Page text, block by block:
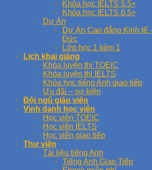
Khóa học IELTS 5.5+
Khóa học IELTS 6.5+
Dự Án
Dự Án Cao đẳng Kinh tế
Đức
Lớp học 1 kèm 1
Lịch khai giảng
Khóa luyện thi TOEIC
Khóa luyện thi IELTS
Khóa học tiếng Anh giao tiếp
Ưu đãi – sự kiện
Đội ngũ giáo viên
Vinh danh học viên
Học viên TOEIC
Học viên IELTS
Học viên giao tiếp
Thư viện
Tài liệu tiếng Anh
Tiếng Anh Giao Tiếp